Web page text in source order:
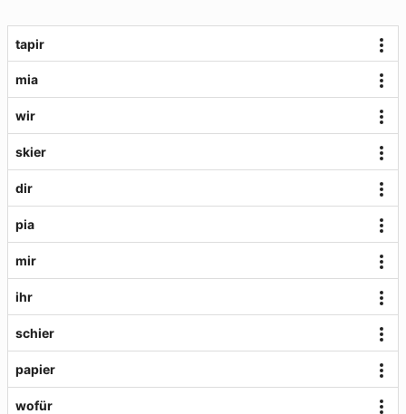
tapir
mia
wir
skier
dir
pia
mir
ihr
schier
papier
wofür